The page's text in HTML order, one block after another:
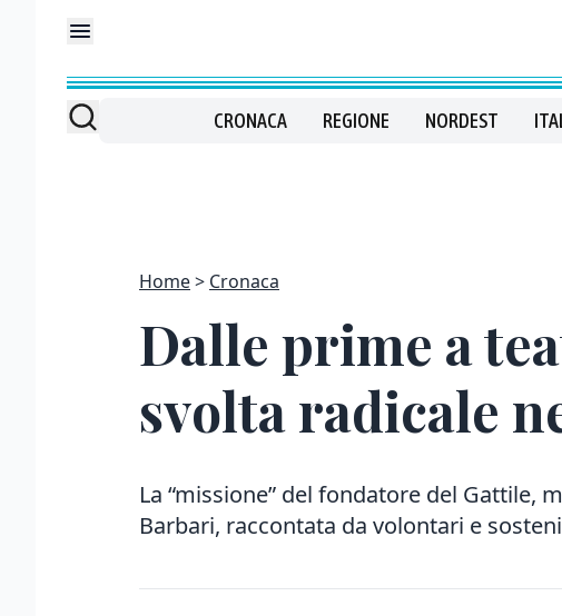
CRONACA REGIONE NORDEST
Home Cronaca
Dalle prime a
svolta radicale
La “missione” del fondatore del Gattile,
Barbari, raccontata da volontari e